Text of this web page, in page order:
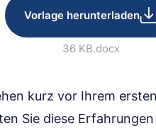
Vorlage herunterladen
36 KB.docx
kurz vor Ihrem
Sie diese